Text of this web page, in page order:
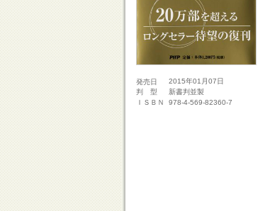
発売日
2015年01月07日
判 型
新書判並製
ＩＳＢＮ
978-4-569-82360-7